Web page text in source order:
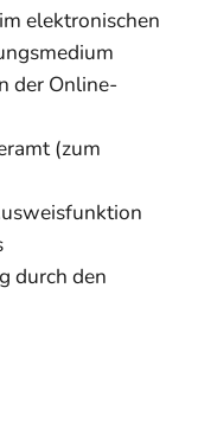
elektronischen
der Online-
(zum
durch den